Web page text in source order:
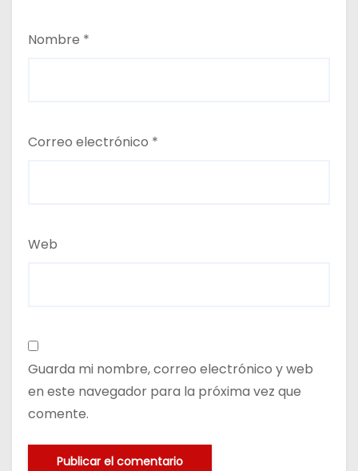
Nombre *
Correo electrónico *
Web
Guarda mi nombre, correo electrónico y web
en este navegador para la próxima vez que
comente.